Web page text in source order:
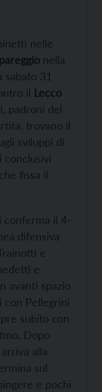
nelle
pareggio nella
sabato 31
il Lecco
padroni del
trovano il
sviluppi di
conclusivi
fissa il
conferma il 4-
difensiva
e
e
avanti spazio
con Pellegrini
subito con
Dopo
arriva alla
sul
e pochi